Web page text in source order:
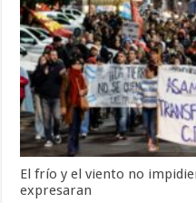
El frío y el viento no
expresaran